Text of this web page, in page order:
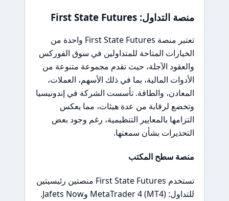
منصة التداول: First State Futures
تعتبر منصة First State Futures واحدة من
الخيارات المتاحة للمتداولين في سوق الفوركس
والعقود الآجلة، حيث تقدم مجموعة متنوعة من
الأدوات المالية، بما في ذلك الأسهم، العملات،
المعادن، والطاقة. تأسست الشركة في إندونيسيا
وتخضع لرقابة من عدة هيئات، مما يعكس
التزامها بالمعايير التنظيمية، رغم وجود بعض
التحذيرات بشأن سمعتها.
منصة سطح المكتب
تستخدم First State Futures منصتين رئيسيتين
للتداول: MetaTrader 4 (MT4) وJafets Now.